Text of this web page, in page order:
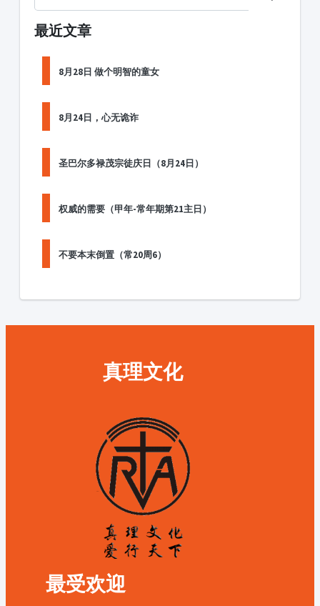
最近文章
8月28日 做个明智的童女
8月24日，心无诡诈
圣巴尔多禄茂宗徒庆日（8月24日）
权威的需要（甲年-常年期第21主日）
不要本末倒置（常20周6）
真理文化
最受欢迎